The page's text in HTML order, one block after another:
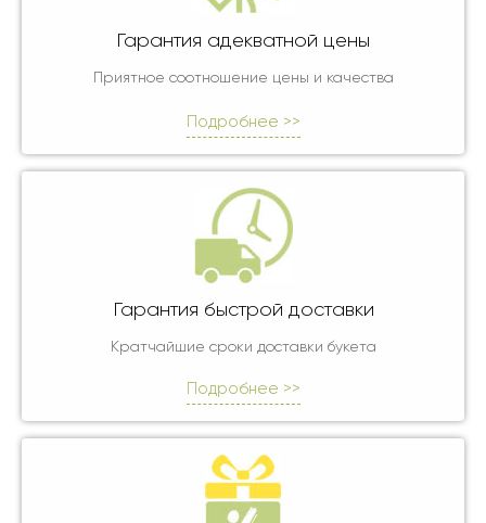
Гарантия адекватной цены
Приятное соотношение цены и качества
Подробнее >>
Гарантия быстрой доставки
Кратчайшие сроки доставки букета
Подробнее >>